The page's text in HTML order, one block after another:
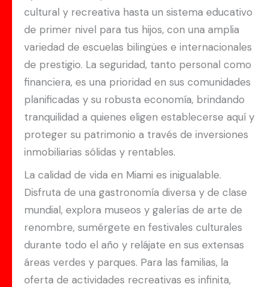
cultural y recreativa hasta un sistema educativo
de primer nivel para tus hijos, con una amplia
variedad de escuelas bilingües e internacionales
de prestigio. La seguridad, tanto personal como
financiera, es una prioridad en sus comunidades
planificadas y su robusta economía, brindando
tranquilidad a quienes eligen establecerse aquí y
proteger su patrimonio a través de inversiones
inmobiliarias sólidas y rentables.
La calidad de vida en Miami es inigualable.
Disfruta de una gastronomía diversa y de clase
mundial, explora museos y galerías de arte de
renombre, sumérgete en festivales culturales
durante todo el año y relájate en sus extensas
áreas verdes y parques. Para las familias, la
oferta de actividades recreativas es infinita,